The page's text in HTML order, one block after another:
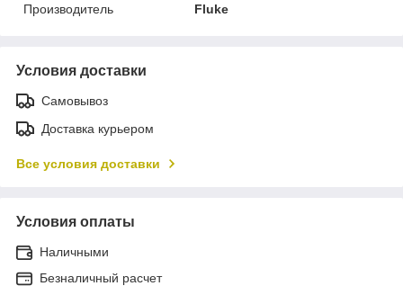
Производитель
Fluke
Условия доставки
Самовывоз
Доставка курьером
Все условия доставки
Условия оплаты
Наличными
Безналичный расчет